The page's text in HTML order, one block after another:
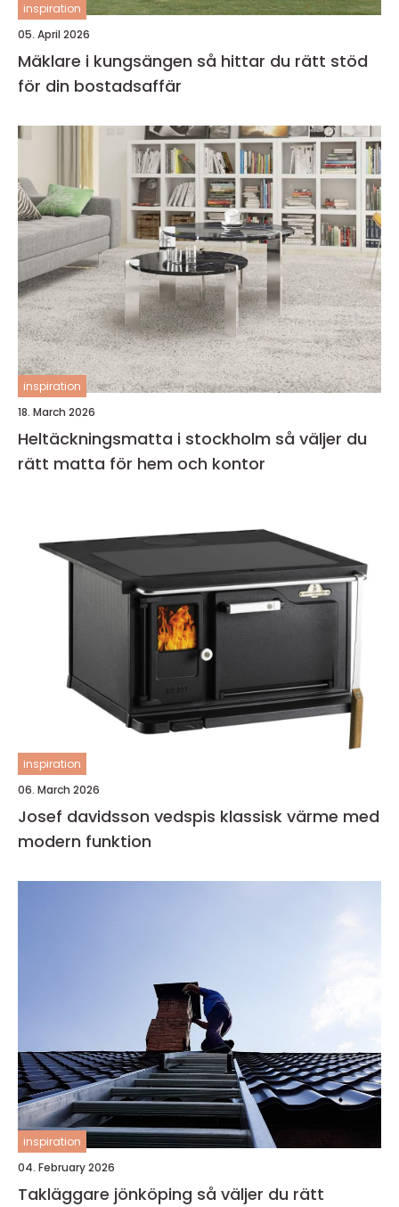
inspiration
05. April 2026
Mäklare i kungsängen så hittar du rätt stöd
för din bostadsaffär
inspiration
18. March 2026
Heltäckningsmatta i stockholm så väljer du
rätt matta för hem och kontor
inspiration
06. March 2026
Josef davidsson vedspis klassisk värme med
modern funktion
inspiration
04. February 2026
Takläggare jönköping så väljer du rätt